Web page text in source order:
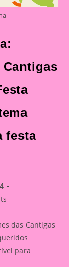
Cantigas
festa
das Cantigas
para